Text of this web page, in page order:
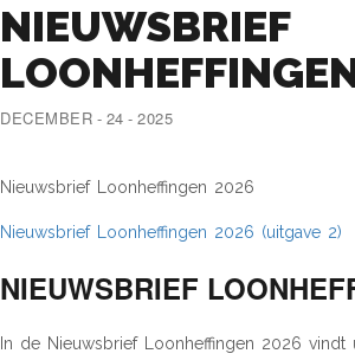
NIEUWSBRIEF
DECEMBER - 24 - 2025
Nieuwsbrief Loonheffingen 2026
Nieuwsbrief Loonheffingen 2026 (uitgave 2)
NIEUWSBRIEF
In de Nieuwsbrief Loonheffingen 2026